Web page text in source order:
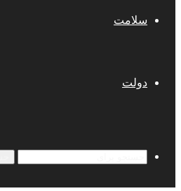
سلامت
دولت